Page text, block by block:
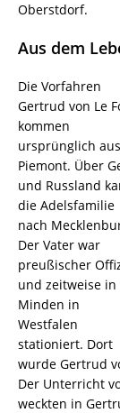
Oberstdorf.
Aus dem
Die Vorfahren
Gertrud von Le
kommen
ursprünglich aus
Piemont. Über
und Russland
die Adelsfamilie
nach
Der Vater war
preußischer
und zeitweise in
Minden in
Westfalen
stationiert. Dort
wurde Gertrud
Der Unterricht
weckten in